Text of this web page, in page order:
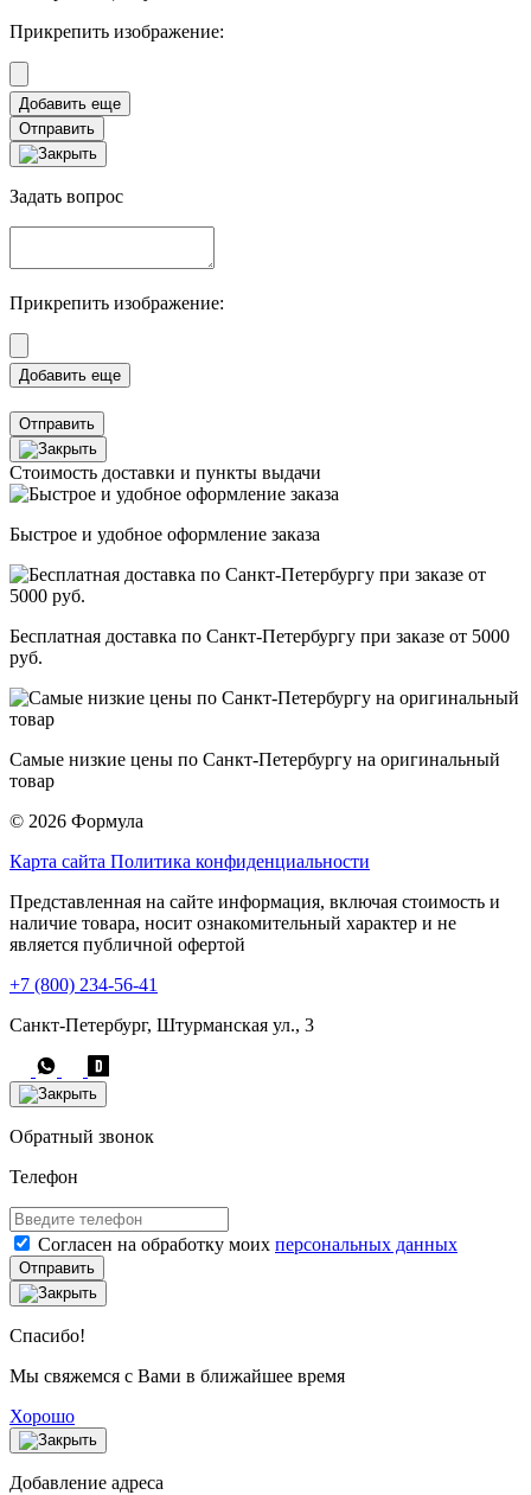
Прикрепить изображение:
Отправить
Задать вопрос
Прикрепить изображение:
Отправить
Стоимость доставки и пункты выдачи
Быстрое и удобное оформление заказа
Бесплатная доставка по Санкт-Петербургу при заказе от 5000
руб.
Самые низкие цены по Санкт-Петербургу на оригинальный
товар
© 2026 Формула
Карта сайта Политика конфиденциальности
Представленная на сайте информация, включая стоимость и
наличие товара, носит ознакомительный характер и не
является публичной офертой
+7 (800) 234-56-41
Санкт-Петербург, Штурманская ул., 3
Обратный звонок
Телефон
Согласен на обработку моих персональных данных
Отправить
Спасибо!
Мы свяжемся с Вами в ближайшее время
Хорошо
Добавление адреса